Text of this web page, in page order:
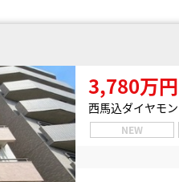
3,780万円
西馬込ダイヤモ
NEW